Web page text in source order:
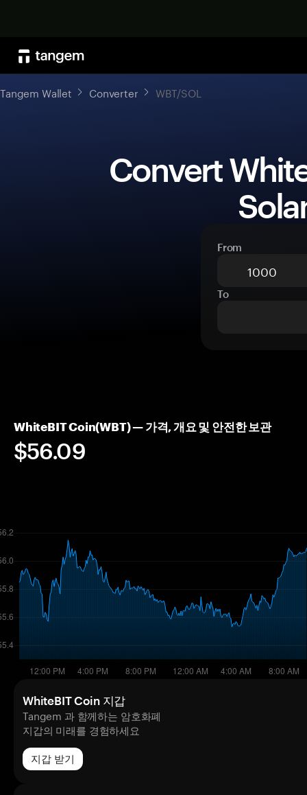
Tangem Wallet Converter WBT/SOL
From
To
WhiteBIT Coin(WBT) — 가격, 개요 및 안전한 보관
$56.09
WhiteBIT Coin 지갑
Tangem 과 함께하는 암호화폐
지갑의 미래를 경험하세요
지갑 받기